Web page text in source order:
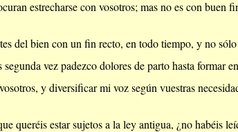
estrecharse con vosotros; mas no es con buen
del bien con un fin recto, en todo tiempo, y no
vez padezco dolores de parto hasta formar
y diversificar mi voz según vuestras
queréis estar sujetos a la ley antigua, ¿no habéis